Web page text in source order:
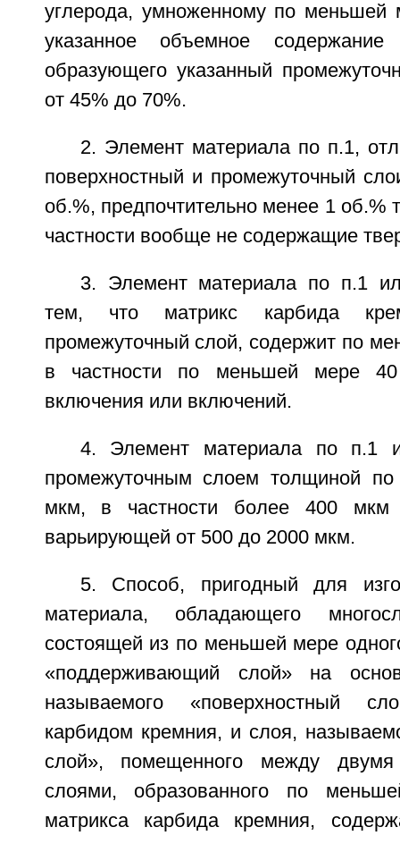
углерода, умноженному по меньшей
указанное объемное
образующего указанный
от 45% до 70%.
2. Элемент материала по п.1,
поверхностный и промежуточный
об.%, предпочтительно менее 1 об.%
частности вообще не содержащие
3. Элемент материала по п.1
тем, что матрикс карбида
промежуточный слой, содержит по
в частности по меньшей мере 40
включения или включений.
4. Элемент материала по п.1
промежуточным слоем толщиной
мкм, в частности более 400 мкм
варьирующей от 500 до 2000 мкм.
5. Способ, пригодный для
материала, обладающего
состоящей из по меньшей мере
«поддерживающий слой» на
называемого «поверхностный
карбидом кремния, и слоя,
слой», помещенного между
слоями, образованного по
матрикса карбида кремния,